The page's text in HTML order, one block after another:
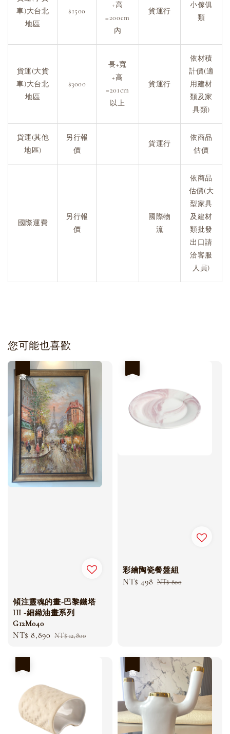
車)大台北
地區
$1500
+高
=200cm
內
貨運行
小傢俱
類
貨運(大貨
車)大台北
地區
$3000
長+寬
+高
=201cm
以上
貨運行
依材積
計價(適
用建材
類及家
具類)
貨運(其他
地區)
另行報
價
貨運行
依商品
估價
國際運費
另行報
價
國際物
流
依商品
估價(大
型家具
及建材
類批發
出口請
洽客服
人員)
您可能也喜歡
傾注靈魂的畫-巴黎鐵塔
III -細緻油畫系列
G12M040
Sale
NT$ 8,890 Regular
NT$ 12,800
彩繪陶瓷餐盤組
Sale
NT$ 498 Regular
NT$ 800